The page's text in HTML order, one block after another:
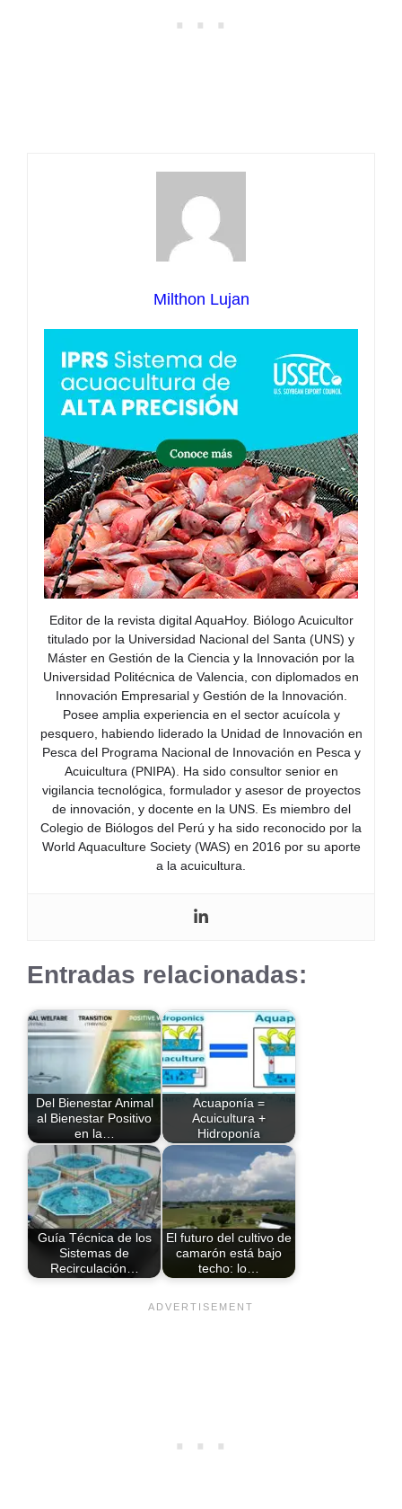
Milthon Lujan
Editor de la revista digital AquaHoy. Biólogo Acuicultor
titulado por la Universidad Nacional del Santa (UNS) y
Máster en Gestión de la Ciencia y la Innovación por la
Universidad Politécnica de Valencia, con diplomados en
Innovación Empresarial y Gestión de la Innovación.
Posee amplia experiencia en el sector acuícola y
pesquero, habiendo liderado la Unidad de Innovación en
Pesca del Programa Nacional de Innovación en Pesca y
Acuicultura (PNIPA). Ha sido consultor senior en
vigilancia tecnológica, formulador y asesor de proyectos
de innovación, y docente en la UNS. Es miembro del
Colegio de Biólogos del Perú y ha sido reconocido por la
World Aquaculture Society (WAS) en 2016 por su aporte
a la acuicultura.
Entradas relacionadas:
Del Bienestar Animal
al Bienestar Positivo
en la…
Acuaponía =
Acuicultura +
Hidroponía
Guía Técnica de los
Sistemas de
Recirculación…
El futuro del cultivo de
camarón está bajo
techo: lo…